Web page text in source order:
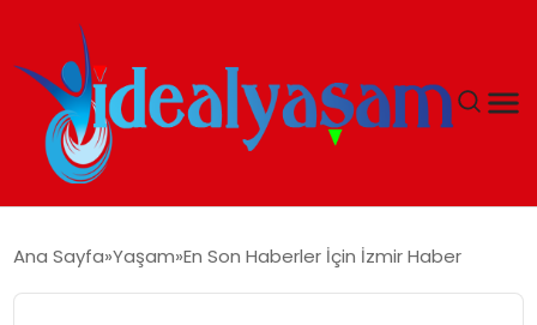
GÜNDEM
Ana Sayfa Yaşam En Son Haberler İçin İzmir Haber